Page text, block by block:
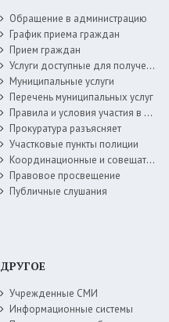
Обращение в администрацию
График приема граждан
Прием граждан
Услуги доступные для получения в электронной форме
Муниципальные услуги
Перечень муниципальных услуг
Правила и условия участия в жилищных программах
Прокуратура разъясняет
Участковые пункты полиции
Координационные и совещательные органы
Правовое просвещение
Публичные слушания
ДРУГОЕ
Учрежденные СМИ
Информационные системы